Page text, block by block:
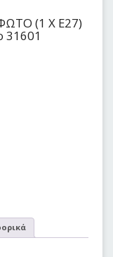
(1 Χ Ε27)
31601